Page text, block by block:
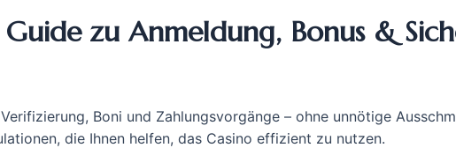
zu Anmeldung, Bonus &
Boni und Zahlungsvorgänge – ohne unnötige
die Ihnen helfen, das Casino effizient zu nutzen.